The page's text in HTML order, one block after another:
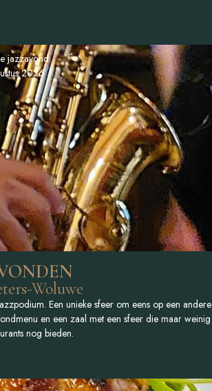
jazzavond
13 augustus 2026
om 20.00 uur
aantal plaatsen, vergeet
niet te reserveren
HET JAZZMENU
jazzavond:
2026
Woluwe
Een unieke sfeer om eens op een andere
en een zaal met een sfeer die maar weinig
nog bieden.